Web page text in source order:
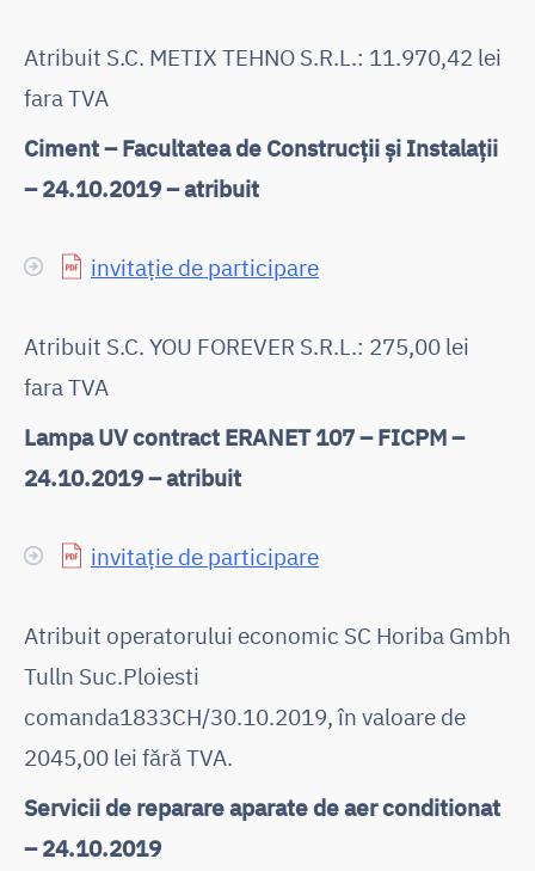
Atribuit S.C. METIX TEHNO S.R.L.: 11.970,42 lei
fara TVA
Ciment – Facultatea de Construcții și Instalații
– 24.10.2019 – atribuit
invitație de participare
Atribuit S.C. YOU FOREVER S.R.L.: 275,00 lei
fara TVA
Lampa UV contract ERANET 107 – FICPM –
24.10.2019 – atribuit
invitație de participare
Atribuit operatorului economic SC Horiba Gmbh
Tulln Suc.Ploiesti
comanda1833CH/30.10.2019, în valoare de
2045,00 lei fără TVA.
Servicii de reparare aparate de aer conditionat
– 24.10.2019